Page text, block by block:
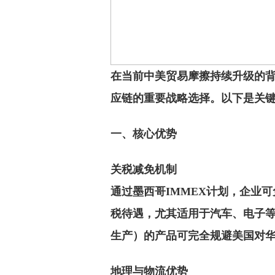
在当前中美贸易摩擦持续升级的
应链的重要战略选择。以下是关
一、核心优势
‌关税减免机制‌
通过墨西哥IMMEX计划，企业
税待遇，尤其适用于汽车、电子
生产）的产品可完全规避美国对
‌地理与物流优势‌